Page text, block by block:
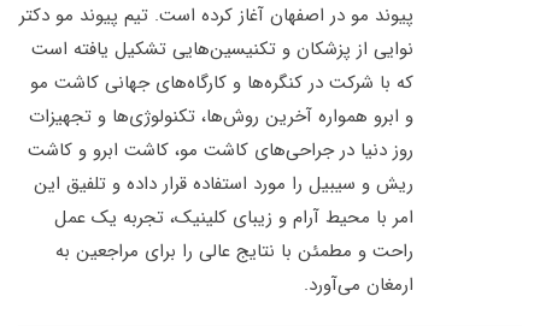
پیوند مو در اصفهان آغاز کرده است. تیم پیوند مو دکتر
نوایی از پزشکان و تکنیسین‌هایی تشکیل یافته است
که با شرکت در کنگره‌ها و کارگاه‌های جهانی کاشت مو
و ابرو همواره آخرین روش‌ها، تکنولوژی‌ها و تجهیزات
روز دنیا در جراحی‌های کاشت مو، کاشت ابرو و کاشت
ریش و سیبیل را مورد استفاده قرار داده و تلفیق این
امر با محیط آرام و زیبای کلینیک، تجربه یک عمل
راحت و مطمئن با نتایج عالی را برای مراجعین به
ارمغان می‌آورد.